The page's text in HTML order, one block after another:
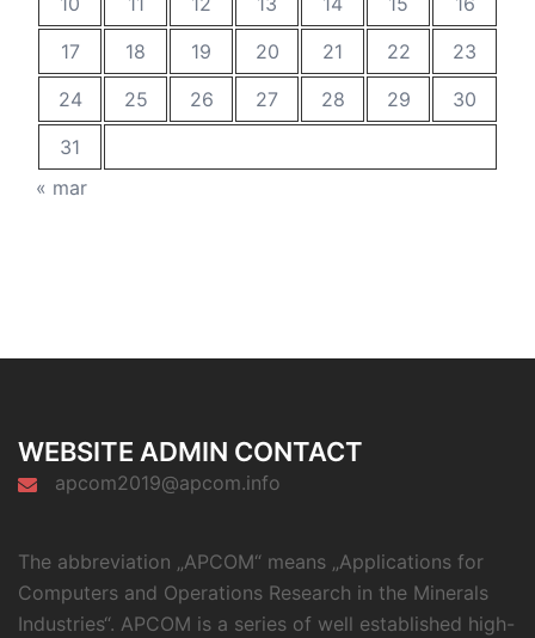
17
18 19 20 21 22
23
24
25 26 27 28 29
30
31
« mar
WEBSITE ADMIN CONTACT
apcom2019@apcom.info
The abbreviation „APCOM“ means „Applications for
Computers and Operations Research in the Minerals
Industries“. APCOM is a series of well established high-